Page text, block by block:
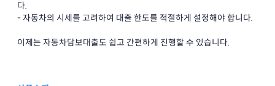
다.
- 자동차의 시세를 고려하여 대출 한도를 적절하게 설정해야 합니다.
이제는 자동차담보대출도 쉽고 간편하게 진행할 수 있습니다.